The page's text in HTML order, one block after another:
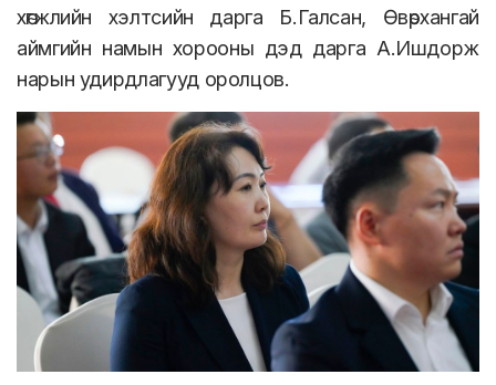
хөгжлийн хэлтсийн дарга Б.Галсан, Өвөрхангай
аймгийн намын хорооны дэд дарга А.Ишдорж
нарын удирдлагууд оролцов.